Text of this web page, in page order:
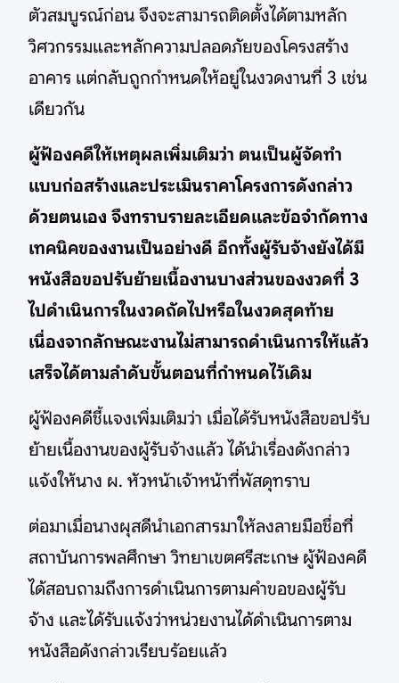
ตัวสมบูรณ์ก่อน จึงจะสามารถติดตั้งได้ตามหลัก
วิศวกรรมและหลักความปลอดภัยของโครงสร้าง
อาคาร แต่กลับถูกกำหนดให้อยู่ในงวดงานที่ 3 เช่น
เดียวกัน
ผู้ฟ้องคดีให้เหตุผลเพิ่มเติมว่า ตนเป็นผู้จัดทำ
แบบก่อสร้างและประเมินราคาโครงการดังกล่าว
ด้วยตนเอง จึงทราบรายละเอียดและข้อจำกัดทาง
เทคนิคของงานเป็นอย่างดี อีกทั้งผู้รับจ้างยังได้มี
หนังสือขอปรับย้ายเนื้องานบางส่วนของงวดที่ 3
ไปดำเนินการในงวดถัดไปหรือในงวดสุดท้าย
เนื่องจากลักษณะงานไม่สามารถดำเนินการให้แล้ว
เสร็จได้ตามลำดับขั้นตอนที่กำหนดไว้เดิม
ผู้ฟ้องคดีชี้แจงเพิ่มเติมว่า เมื่อได้รับหนังสือขอปรับ
ย้ายเนื้องานของผู้รับจ้างแล้ว ได้นำเรื่องดังกล่าว
แจ้งให้นาง ผ. หัวหน้าเจ้าหน้าที่พัสดุทราบ
ต่อมาเมื่อนางผุสดีนำเอกสารมาให้ลงลายมือชื่อที่
สถาบันการพลศึกษา วิทยาเขตศรีสะเกษ ผู้ฟ้องคดี
ได้สอบถามถึงการดำเนินการตามคำขอของผู้รับ
จ้าง และได้รับแจ้งว่าหน่วยงานได้ดำเนินการตาม
หนังสือดังกล่าวเรียบร้อยแล้ว